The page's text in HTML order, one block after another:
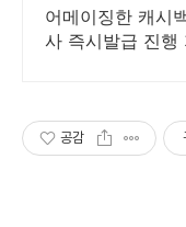
성카드 최대 캐
어메이징한 캐시
사 즉시발급 진행
공감